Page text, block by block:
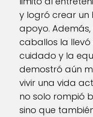
y logró crear un
apoyo.
caballos la
cuidado y la
demostró aún
vivir una vida
no solo rompió
sino que